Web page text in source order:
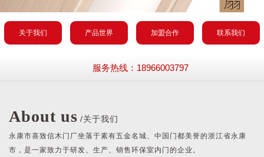
关于我们 产品世界 加盟合作 联系我们
服务热线：18966003797
About us /关于我们
永康市喜致信木门厂坐落于素有五金名城、中国门都美誉的浙江省永康
市，是一家致力于研发、生产、销售环保室内门的企业。